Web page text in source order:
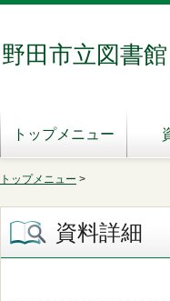
野田市立図書館
トップメニュー
トップメニュー >
資料詳細